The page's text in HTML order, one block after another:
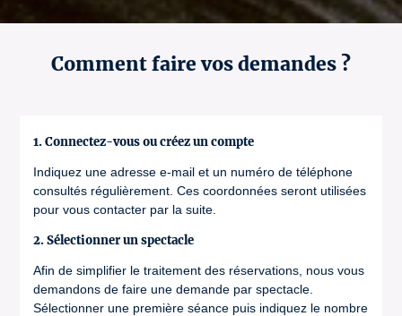
Comment faire vos demandes ?
1. Connectez-vous ou créez un compte
Indiquez une adresse e-mail et un numéro de téléphone
consultés régulièrement. Ces coordonnées seront utilisées
pour vous contacter par la suite.
2. Sélectionner un spectacle
Afin de simplifier le traitement des réservations, nous vous
demandons de faire une demande par spectacle.
Sélectionner une première séance puis indiquez le nombre